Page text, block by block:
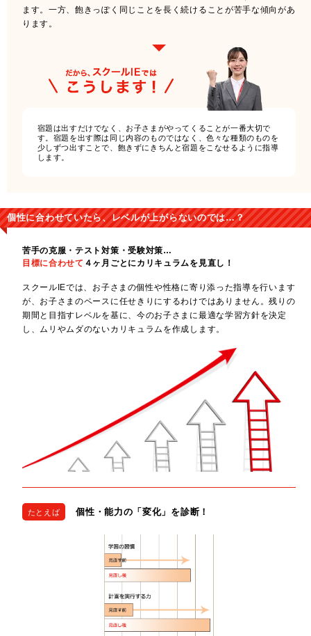
ます。一方、飽きっぽく同じことを長く続けることが苦手な傾向があ
ります。
宿題は出すだけでなく、お子さまがやってくることが一番大切で
す。宿題を出す際は同じ内容のものではなく、色々な種類のものを
少しずつ出すことで、飽きずにきちんと宿題をこなせるように指導
します。
個性に合わせていたら、レベルが上がらないのでは…？
苦手の克服・テスト対策・受験対策…
目標に合わせて ４ヶ月ごとにカリキュラムを見直し！
スクールIEでは、お子さまの個性や性格に寄り添った指導を行います
が、お子さまのペースに任せきりにするわけではありません。残りの
期間と目指すレベルを基に、今のお子さまに最適な学習方針を決定
し、ムリやムダのないカリキュラムを作成します。
たとえば 個性・能力の「変化」を診断！